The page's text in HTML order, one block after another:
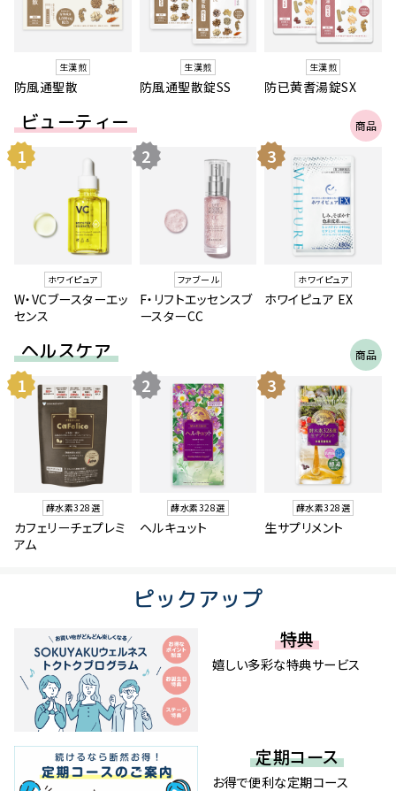
生漢煎
防風通聖散
生漢煎
防風通聖散錠SS
生漢煎
防已黄耆湯錠SX
ビューティー 商品
ホワイピュア
W・VCブースターエッ
センス
ファブール
F・リフトエッセンスブ
ースターCC
ホワイピュア
ホワイピュア EX
ヘルスケア 商品
酵水素328選
カフェリーチェプレミ
アム
酵水素328選
ヘルキュット
酵水素328選
生サプリメント
ピックアップ
特典
嬉しい多彩な特典サービス
定期コース
お得で便利な定期コース